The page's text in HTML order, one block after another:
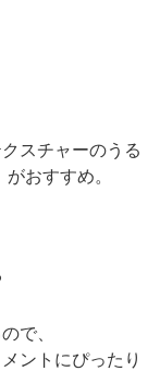
スチャーのうる
おすすめ。
で、
ントにぴったり